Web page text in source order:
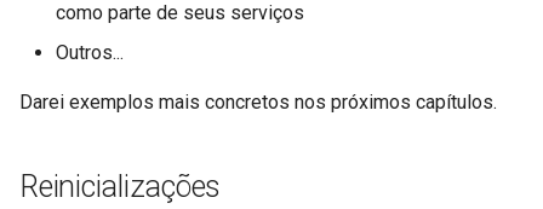
como parte de seus serviços
Outros...
Darei exemplos mais concretos nos próximos capítulos.
Reinicializações